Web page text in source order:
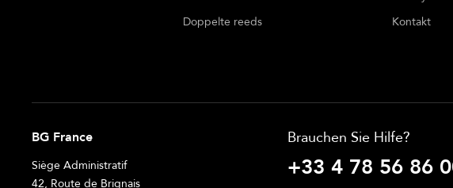
Doppelte reeds
Kontakt
BG France
Siège Administratif
42, Route de Brignais
Brauchen Sie Hilfe?
+33 4 78 56 86